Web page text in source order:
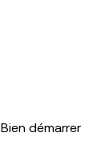
Bien démarrer